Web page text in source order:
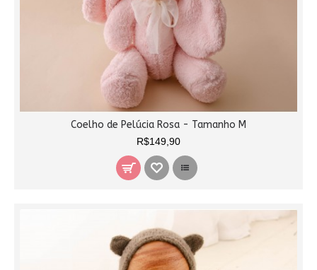
Coelho de Pelúcia Rosa - Tamanho M
R$149,90